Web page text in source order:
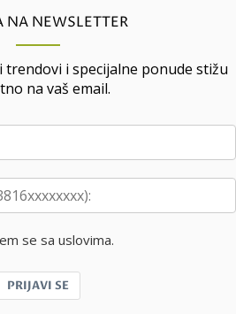
NA NEWSLETTER
i specijalne ponude stižu
na vaš email.
se sa uslovima.
PRIJAVI SE